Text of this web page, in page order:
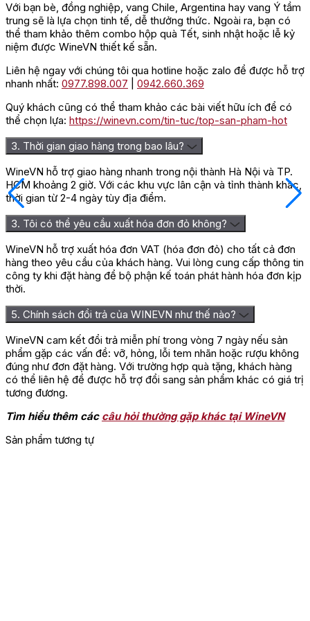
Với bạn bè, đồng nghiệp, vang Chile, Argentina hay vang Ý tầm
trung sẽ là lựa chọn tinh tế, dễ thưởng thức. Ngoài ra, bạn có
thể tham khảo thêm combo hộp quà Tết, sinh nhật hoặc lễ kỷ
niệm được WineVN thiết kế sẵn.
Liên hệ ngay với chúng tôi qua hotline hoặc zalo để được hỗ trợ
nhanh nhất: 0977.898.007
0942.660.369
Quý khách cũng có thể tham khảo các bài viết hữu ích để có
thể chọn lựa: https://winevn.com/tin-tuc/top-san-pham-hot
3. Thời gian giao hàng trong bao lâu?
WineVN hỗ trợ giao hàng nhanh trong nội thành Hà Nội và TP.
HCM khoảng 2 giờ. Với các khu vực lân cận và tỉnh thành khác,
thời gian từ 2-4 ngày tùy địa điểm.
3. Tôi có thể yêu cầu xuất hóa đơn đỏ không?
WineVN hỗ trợ xuất hóa đơn VAT (hóa đơn đỏ) cho tất cả đơn
hàng theo yêu cầu của khách hàng. Vui lòng cung cấp thông tin
công ty khi đặt hàng để bộ phận kế toán phát hành hóa đơn kịp
thời.
5. Chính sách đổi trả của WINEVN như thế nào?
WineVN cam kết đổi trả miễn phí trong vòng 7 ngày nếu sản
phẩm gặp các vấn đề: vỡ, hỏng, lỗi tem nhãn hoặc rượu không
đúng như đơn đặt hàng. Với trường hợp quà tặng, khách hàng
có thể liên hệ để được hỗ trợ đổi sang sản phẩm khác có giá trị
tương đương.
Tìm hiểu thêm các câu hỏi thường gặp khác tại WineVN
Sản phẩm tương tự